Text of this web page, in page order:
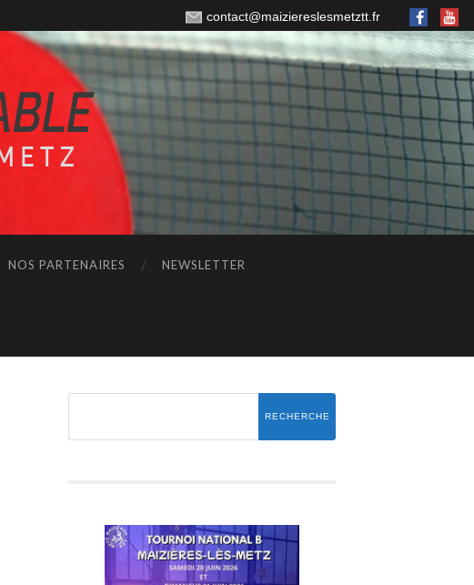
contact@maiziereslesmetztt.fr
NOS PARTENAIRES NEWSLETTER